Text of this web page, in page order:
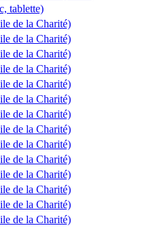
tablette)
de la Charité)
de la Charité)
de la Charité)
de la Charité)
de la Charité)
de la Charité)
de la Charité)
de la Charité)
de la Charité)
de la Charité)
de la Charité)
de la Charité)
de la Charité)
de la Charité)